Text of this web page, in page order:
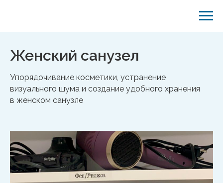
Женский санузел
Упорядочивание косметики, устранение
визуального шума и создание удобного хранения
в женском санузле